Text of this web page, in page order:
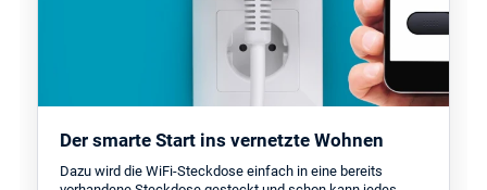
Der smarte Start ins vernetzte Wohnen
Dazu wird die WiFi-Steckdose einfach in eine bereits